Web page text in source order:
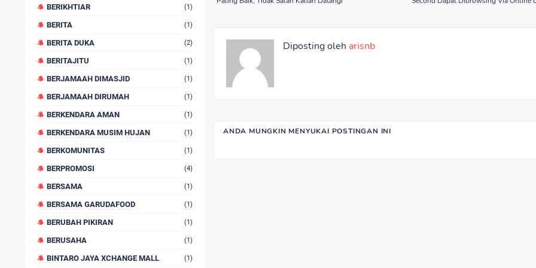
BERIKHTIAR (1)
BERITA (1)
BERITA DUKA (2)
BERITAJITU (1)
BERJAMAAH DIMASJID (1)
BERJAMAAH DIRUMAH (1)
BERKENDARA AMAN (1)
BERKENDARA MUSIM HUJAN (1)
BERKOMUNITAS (1)
BERPROMOSI (4)
BERSAMA (1)
BERSAMA GARUDAFOOD (1)
BERUBAH PIKIRAN (1)
BERUSAHA (1)
BINTARO JAYA XCHANGE MALL (1)
Diposting oleh arisnb
ANDA MUNGKIN MENYUKAI POSTINGAN INI